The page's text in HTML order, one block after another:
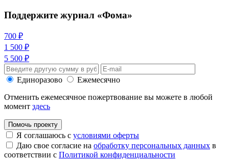
Поддержите журнал «Фома»
700 ₽
1 500 ₽
5 500 ₽
Единоразово
Ежемесячно
Отменить ежемесячное пожертвование вы можете в любой
момент здесь
Помочь проекту
Я соглашаюсь с условиями оферты
Даю свое согласие на обработку персональных данных в
соответствии с Политикой конфиденциальности